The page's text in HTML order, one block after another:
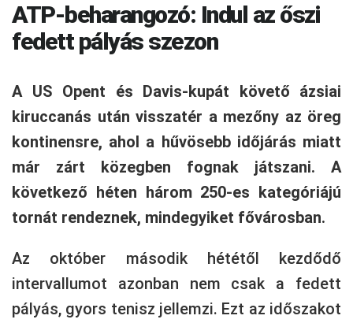
ATP-beharangozó: Indul az őszi
fedett pályás szezon
A US Opent és Davis-kupát követő ázsiai
kiruccanás után visszatér a mezőny az öreg
kontinensre, ahol a hűvösebb időjárás miatt
már zárt közegben fognak játszani. A
következő héten három 250-es kategóriájú
tornát rendeznek, mindegyiket fővárosban.
Az október második hététől kezdődő
intervallumot azonban nem csak a fedett
pályás, gyors tenisz jellemzi. Ezt az időszakot